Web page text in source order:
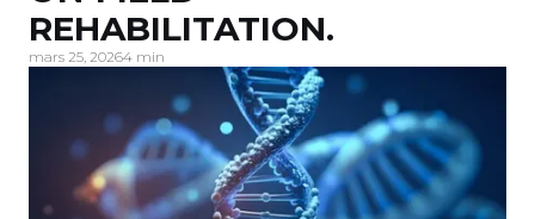
REHABILITATION.
mars 25, 20264 min